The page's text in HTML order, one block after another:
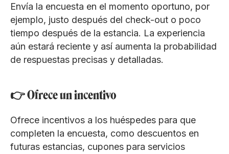
Envía la encuesta en el momento oportuno, por
ejemplo, justo después del check-out o poco
tiempo después de la estancia. La experiencia
aún estará reciente y así aumenta la probabilidad
de respuestas precisas y detalladas.
👉 Ofrece un incentivo
Ofrece incentivos a los huéspedes para que
completen la encuesta, como descuentos en
futuras estancias, cupones para servicios